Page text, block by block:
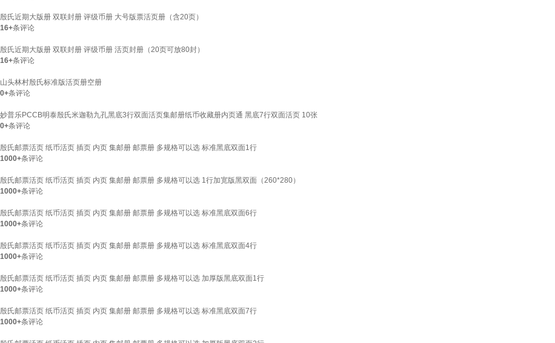
殷氏近期大版册 双联封册 评级币册 大号版票活页册（含20页）
16+条评论
殷氏近期大版册 双联封册 评级币册 活页封册（20页可放80封）
16+条评论
山头林村殷氏标准版活页册空册
0+条评论
妙普乐PCCB明泰殷氏米迦勒九孔黑底3行双面活页集邮册纸币收藏册内页通 黑底7行双面活页 10张
0+条评论
殷氏邮票活页 纸币活页 插页 内页 集邮册 邮票册 多规格可以选 标准黑底双面1行
1000+条评论
殷氏邮票活页 纸币活页 插页 内页 集邮册 邮票册 多规格可以选 1行加宽版黑双面（260*280）
1000+条评论
殷氏邮票活页 纸币活页 插页 内页 集邮册 邮票册 多规格可以选 标准黑底双面6行
1000+条评论
殷氏邮票活页 纸币活页 插页 内页 集邮册 邮票册 多规格可以选 标准黑底双面4行
1000+条评论
殷氏邮票活页 纸币活页 插页 内页 集邮册 邮票册 多规格可以选 加厚版黑底双面1行
1000+条评论
殷氏邮票活页 纸币活页 插页 内页 集邮册 邮票册 多规格可以选 标准黑底双面7行
1000+条评论